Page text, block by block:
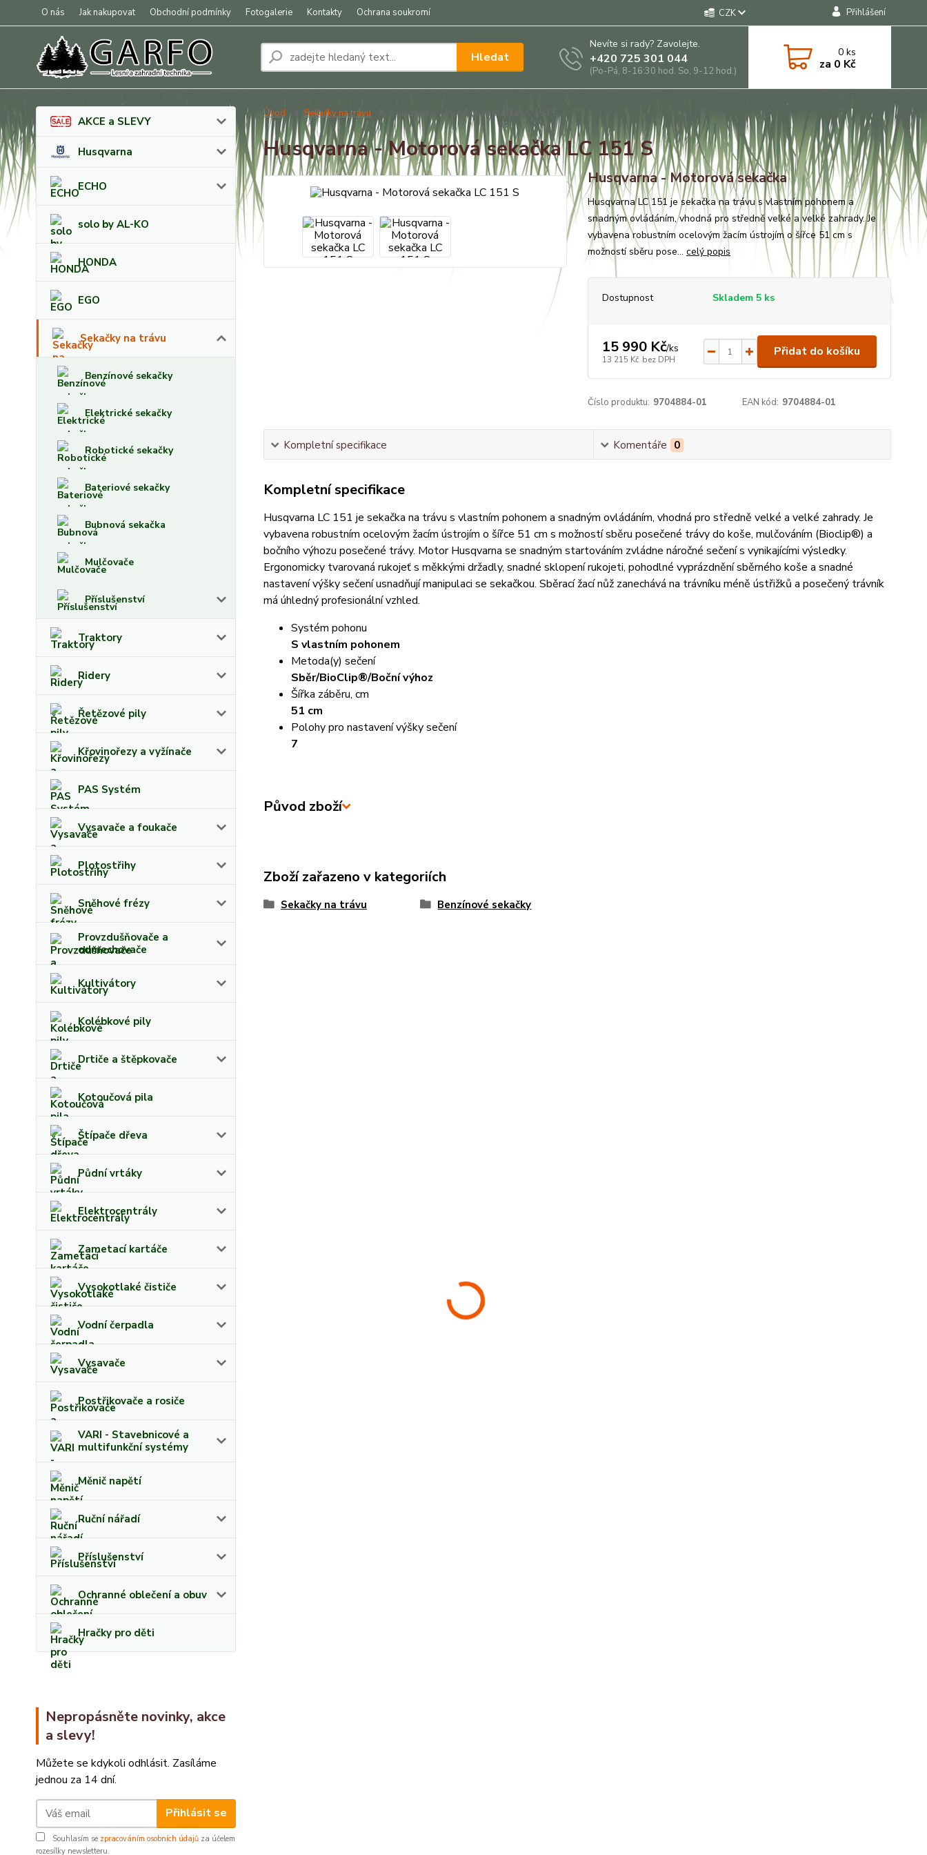
O nás Jak nakupovat Obchodní podmínky Fotogalerie Kontakty Ochrana soukromí CZK Přihlášení
Hledat
Nevíte si rady? Zavolejte.
+420 725 301 044
(Po-Pá, 8-16:30 hod. So, 9-12 hod.)
0ks
za 0 Kč
AKCE a SLEVY
Husqvarna
ECHO
solo by AL-KO
HONDA
EGO
Sekačky na trávu
Benzínové sekačky
Elektrické sekačky
Robotické sekačky
Bateriové sekačky
Bubnová sekačka
Mulčovače
Příslušenství
Traktory
Ridery
Řetězové pily
Křovinořezy a vyžínače
PAS Systém
Vysavače a foukače
Plotostřihy
Sněhové frézy
Provzdušňovače a
odmechovače
Kultivátory
Kolébkové pily
Drtiče a štěpkovače
Kotoučová pila
Štípače dřeva
Půdní vrtáky
Elektrocentrály
Zametací kartáče
Vysokotlaké čističe
Vodní čerpadla
Vysavače
Postřikovače a rosiče
VARI - Stavebnicové a
multifunkční systémy
Měnič napětí
Ruční nářadí
Příslušenství
Ochranné oblečení a obuv
Hračky pro děti
Nepropásněte novinky, akce
a slevy!
Můžete se kdykoli odhlásit. Zasíláme
jednou za 14 dní.
Přihlásit se
Souhlasím se zpracováním osobních údajů za účelem
rozesílky newsletteru.
Úvod Sekačky na trávu Husqvarna - Motorová sekačka LC 151 S
Husqvarna - Motorová sekačka LC 151 S
Husqvarna - Motorová sekačka
Husqvarna LC 151 je sekačka na trávu s vlastním pohonem a
snadným ovládáním, vhodná pro středně velké a velké zahrady. Je
vybavena robustním ocelovým žacím ústrojím o šířce 51 cm s
možností sběru pose... celý popis
Dostupnost Skladem 5 ks
15 990 Kč/ks
13 215 Kč bez DPH
Přidat do košíku
Číslo produktu: 9704884-01 EAN kód: 9704884-01
Kompletní specifikace Komentáře 0
Kompletní specifikace
Husqvarna LC 151 je sekačka na trávu s vlastním pohonem a snadným ovládáním, vhodná pro středně velké a velké zahrady. Je
vybavena robustním ocelovým žacím ústrojím o šířce 51 cm s možností sběru posečené trávy do koše, mulčováním (Bioclip®) a
bočního výhozu posečené trávy. Motor Husqvarna se snadným startováním zvládne náročné sečení s vynikajícími výsledky.
Ergonomicky tvarovaná rukojeť s měkkými držadly, snadné sklopení rukojeti, pohodlné vyprázdnění sběrného koše a snadné
nastavení výšky sečení usnadňují manipulaci se sekačkou. Sběrací žací nůž zanechává na trávníku méně ústřižků a posečený trávník
má úhledný profesionální vzhled.
Systém pohonu
S vlastním pohonem
Metoda(y) sečení
Sběr/BioClip®/Boční výhoz
Šířka záběru, cm
51 cm
Polohy pro nastavení výšky sečení
7
Původ zboží
Zboží zařazeno v kategoriích
Sekačky na trávu Benzínové sekačky